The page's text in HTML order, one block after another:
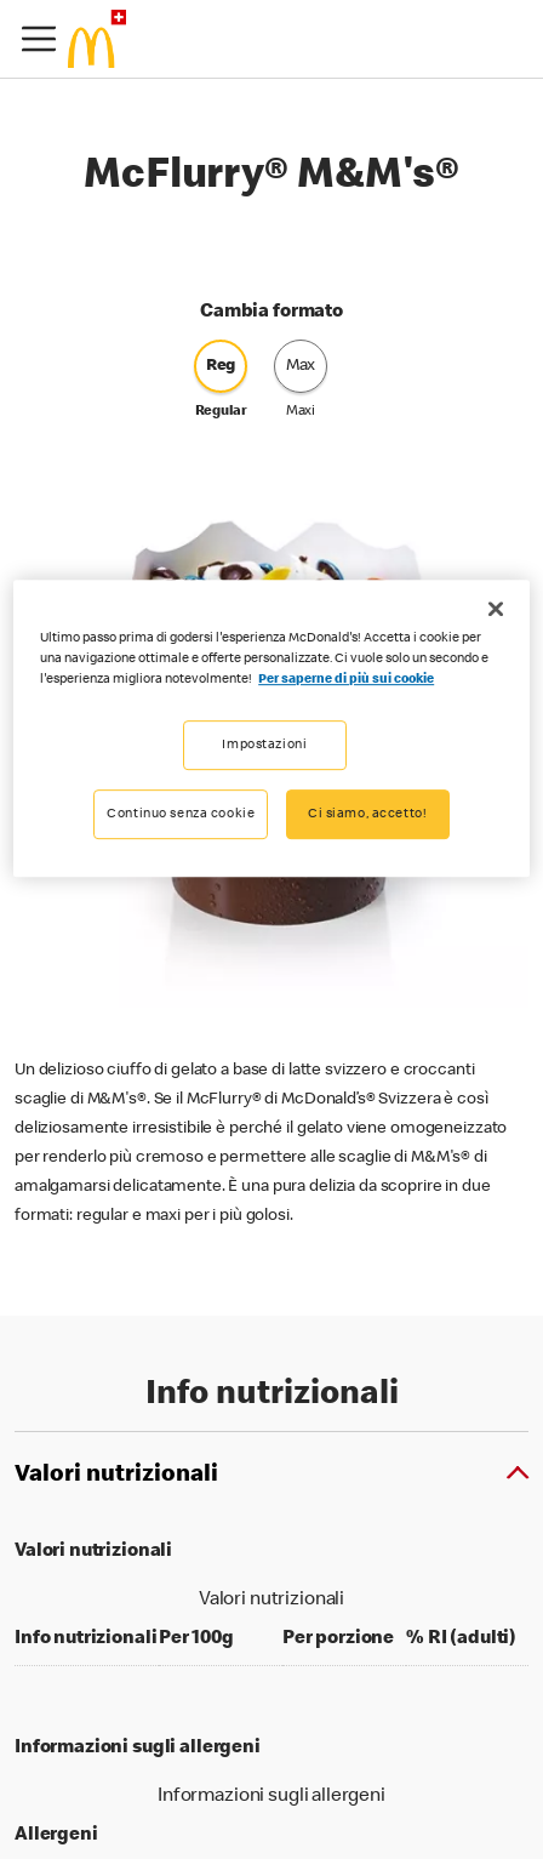
McFlurry® M&M's®
Cambia formato
Reg
Regular
Max
Maxi
Un delizioso ciuffo di gelato a base di latte svizzero e croccanti
scaglie di M&M's®. Se il McFlurry® di McDonald’s® Svizzera è così
deliziosamente irresistibile è perché il gelato viene omogeneizzato
per renderlo più cremoso e permettere alle scaglie di M&M's® di
amalgamarsi delicatamente. È una pura delizia da scoprire in due
formati: regular e maxi per i più golosi.
Info nutrizionali
Valori nutrizionali
Valori nutrizionali
Valori nutrizionali
Info nutrizionaliPer 100gper 100 grams
Per porzioneper portion
% RI (adulti)
Informazioni sugli allergeni
Informazioni sugli allergeni
Allergeni
Ultimo passo prima di godersi l'esperienza McDonald's! Accetta i cookie per
una navigazione ottimale e offerte personalizzate. Ci vuole solo un secondo e
l'esperienza migliora notevolmente!
Per saperne di più sui cookie
Impostazioni
Continuo senza cookie Ci siamo, accetto!